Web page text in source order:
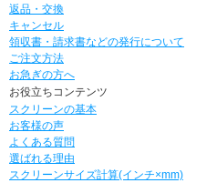
返品・交換
キャンセル
領収書・請求書などの発行について
ご注文方法
お急ぎの方へ
お役立ちコンテンツ
スクリーンの基本
お客様の声
よくある質問
選ばれる理由
スクリーンサイズ計算(インチ×mm)